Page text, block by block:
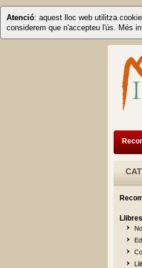
Atenció: aquest lloc web utilitza
considerem que n'accepteu l'ús. Més
Llibres